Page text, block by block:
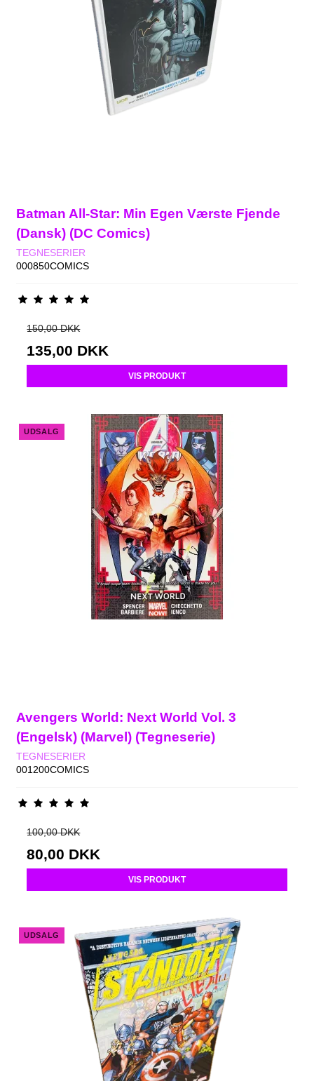
Batman All-Star: Min Egen Værste Fjende
(Dansk) (DC Comics)
TEGNESERIER
000850COMICS
150,00 DKK
135,00 DKK
VIS PRODUKT
UDSALG
Avengers World: Next World Vol. 3
(Engelsk) (Marvel) (Tegneserie)
TEGNESERIER
001200COMICS
100,00 DKK
80,00 DKK
VIS PRODUKT
UDSALG